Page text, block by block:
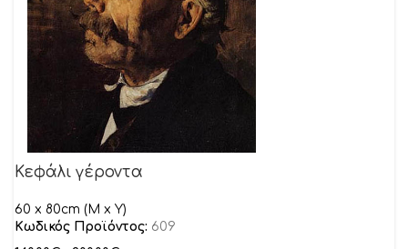
Κεφάλι γέροντα
60 x 80cm (M x Y)
Κωδικός Προϊόντος: 609